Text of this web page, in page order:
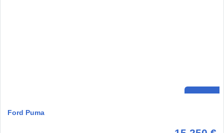
Ford Puma